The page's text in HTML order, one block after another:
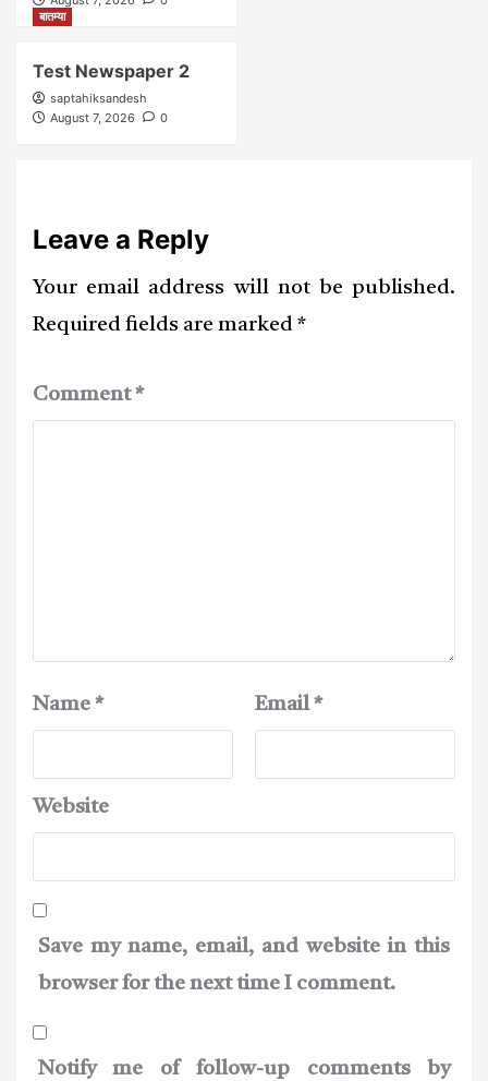
बातम्या
Test Newspaper 2
saptahiksandesh
August 7, 2026
0
Leave a Reply
Your email address will not be published.
Required fields are marked *
Comment*
Name * Email*
Website
Save my name, email, and website in this
browser for the next time I comment.
Notify me of follow-up comments by